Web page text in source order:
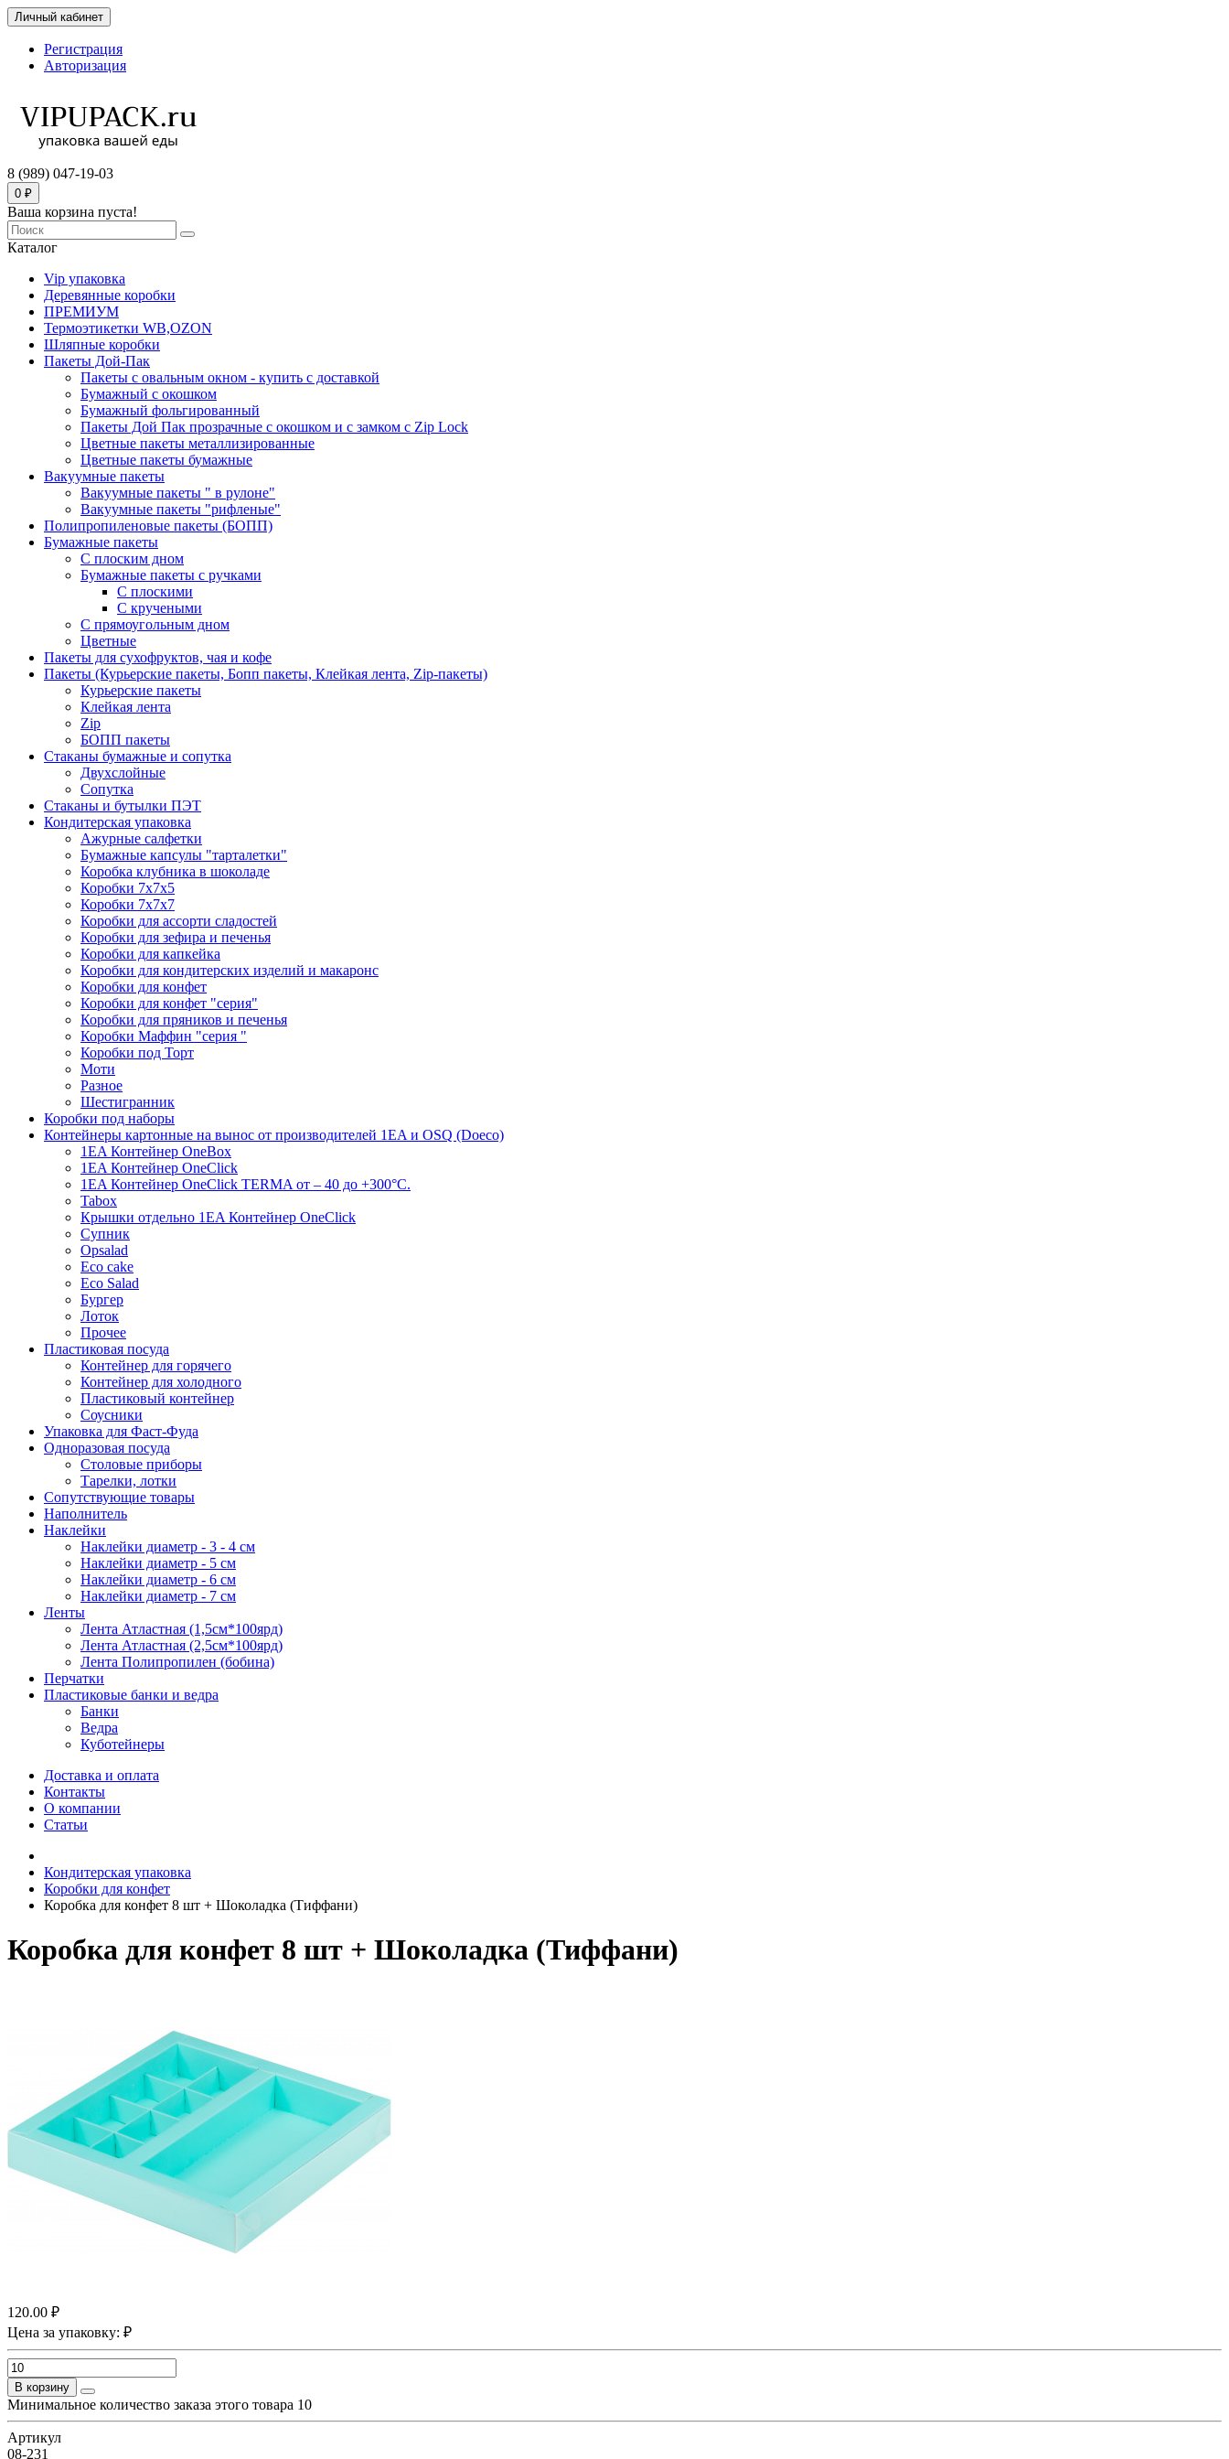
Личный кабинет
Регистрация
Авторизация
8 (989) 047-19-03
0 ₽
Ваша корзина пуста!
Каталог
Vip упаковка
Деревянные коробки
ПРЕМИУМ
Термоэтикетки WB,OZON
Шляпные коробки
Пакеты Дой-Пак
Пакеты с овальным окном - купить с доставкой
Бумажный с окошком
Бумажный фольгированный
Пакеты Дой Пак прозрачные с окошком и с замком с Zip Lock
Цветные пакеты металлизированные
Цветные пакеты бумажные
Вакуумные пакеты
Вакуумные пакеты " в рулоне"
Вакуумные пакеты "рифленые"
Полипропиленовые пакеты (БОПП)
Бумажные пакеты
С плоским дном
Бумажные пакеты с ручками
С плоскими
С кручеными
С прямоугольным дном
Цветные
Пакеты для сухофруктов, чая и кофе
Пакеты (Курьерские пакеты, Бопп пакеты, Клейкая лента, Zip-пакеты)
Курьерские пакеты
Клейкая лента
Zip
БОПП пакеты
Стаканы бумажные и сопутка
Двухслойные
Сопутка
Стаканы и бутылки ПЭТ
Кондитерская упаковка
Ажурные салфетки
Бумажные капсулы "тарталетки"
Коробка клубника в шоколаде
Коробки 7х7х5
Коробки 7х7х7
Коробки для ассорти сладостей
Коробки для зефира и печенья
Коробки для капкейка
Коробки для кондитерских изделий и макаронс
Коробки для конфет
Коробки для конфет "серия"
Коробки для пряников и печенья
Коробки Маффин "серия "
Коробки под Торт
Моти
Разное
Шестигранник
Коробки под наборы
Контейнеры картонные на вынос от производителей 1EA и OSQ (Doeco)
1EA Контейнер OneBox
1EA Контейнер OneClick
1EA Контейнер OneClick TERMA от – 40 до +300°C.
Tabox
Крышки отдельно 1EA Контейнер OneClick
Супник
Opsalad
Eco cake
Eco Salad
Бургер
Лоток
Прочее
Пластиковая посуда
Контейнер для горячего
Контейнер для холодного
Пластиковый контейнер
Соусники
Упаковка для Фаст-Фуда
Одноразовая посуда
Столовые приборы
Тарелки, лотки
Сопутствующие товары
Наполнитель
Наклейки
Наклейки диаметр - 3 - 4 см
Наклейки диаметр - 5 см
Наклейки диаметр - 6 см
Наклейки диаметр - 7 см
Ленты
Лента Атластная (1,5см*100ярд)
Лента Атластная (2,5см*100ярд)
Лента Полипропилен (бобина)
Перчатки
Пластиковые банки и ведра
Банки
Ведра
Куботейнеры
Доставка и оплата
Контакты
О компании
Статьи
Кондитерская упаковка
Коробки для конфет
Коробка для конфет 8 шт + Шоколадка (Тиффани)
Коробка для конфет 8 шт + Шоколадка (Тиффани)
120.00 ₽
Цена за упаковку: ₽
В корзину
Минимальное количество заказа этого товара 10
Артикул
08-231